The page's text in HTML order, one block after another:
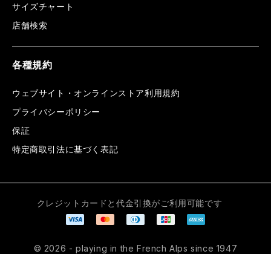
サイズチャート
店舗検索
各種規約
ウェブサイト・オンラインストア利用規約
プライバシーポリシー
保証
特定商取引法に基づく表記
© 2026 - playing in the French Alps since 1947
クレジットカードと代金引換がご利用可能です